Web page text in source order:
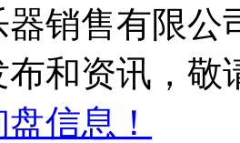
销售有限公
和资讯，敬
信息！